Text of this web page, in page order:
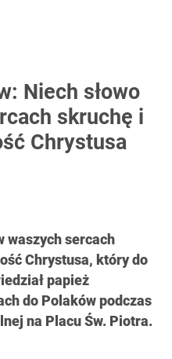
Niech słowo
skruchę i
Chrystusa
waszych sercach
Chrystusa, który do
papież
do Polaków podczas
na Placu Św. Piotra.